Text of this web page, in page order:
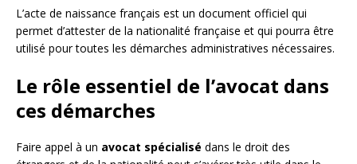
L’acte de naissance français est un document officiel qui
permet d’attester de la nationalité française et qui pourra être
utilisé pour toutes les démarches administratives nécessaires.
Le rôle essentiel de l’avocat dans
ces démarches
Faire appel à un avocat spécialisé dans le droit des